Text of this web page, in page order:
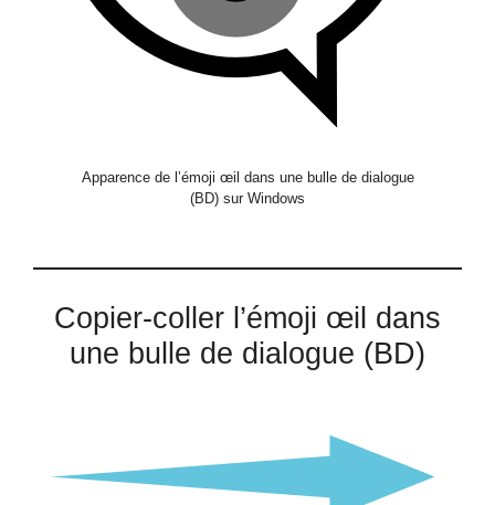
Apparence de l’émoji œil dans une bulle de dialogue
(BD) sur Windows
Copier-coller l’émoji œil dans
une bulle de dialogue (BD)